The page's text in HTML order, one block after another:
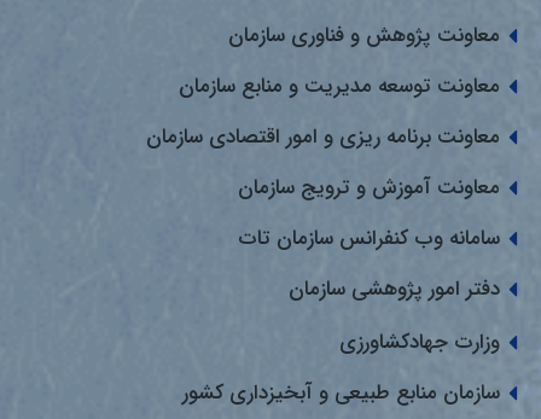
معاونت پژوهش و فناوری سازمان
معاونت توسعه مدیریت و منابع سازمان
معاونت برنامه ریزی و امور اقتصادی سازمان
معاونت آموزش و ترویج سازمان
سامانه وب کنفرانس سازمان تات
دفتر امور پژوهشی سازمان
وزارت جهادکشاورزی
سازمان منابع طبیعی و آبخیزداری کشور